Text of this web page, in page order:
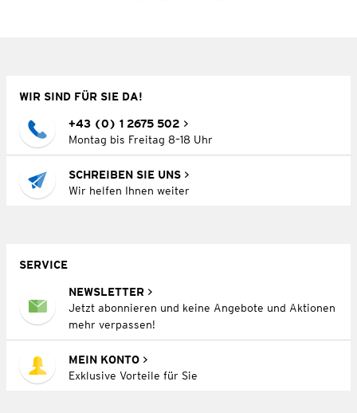
WIR SIND FÜR SIE DA!
+43 (0) 1 2675 502
Montag bis Freitag 8–18 Uhr
SCHREIBEN SIE UNS
Wir helfen Ihnen weiter
SERVICE
NEWSLETTER
Jetzt abonnieren und keine Angebote und Aktionen
mehr verpassen!
MEIN KONTO
Exklusive Vorteile für Sie